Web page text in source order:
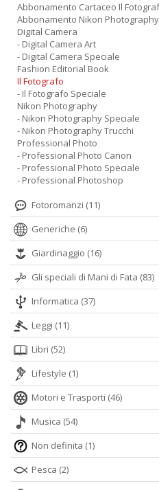
Abbonamento Cartaceo Il
Abbonamento Nikon
Digital Camera
- Digital Camera Art
- Digital Camera Speciale
Fashion Editorial Book
Il Fotografo
- Il Fotografo Speciale
Nikon Photography
- Nikon Photography Speciale
- Nikon Photography Trucchi
Professional Photo
- Professional Photo Canon
- Professional Photo Speciale
- Professional Photoshop
Fotoromanzi (11)
Generiche (6)
Giardinaggio (16)
Gli speciali di Mani di Fata (83)
Informatica (37)
Leggi (11)
Libri (52)
Lifestyle (1)
Motori e Trasporti (46)
Musica (54)
Non definita (1)
Pesca (2)